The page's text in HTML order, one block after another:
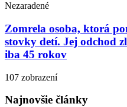
Nezaradené
Zomrela osoba, ktorá
stovky detí. Jej odchod
iba 45 rokov
107 zobrazení
Najnovšie články